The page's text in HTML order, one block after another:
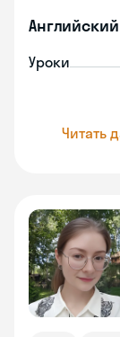
Уроки
Читать